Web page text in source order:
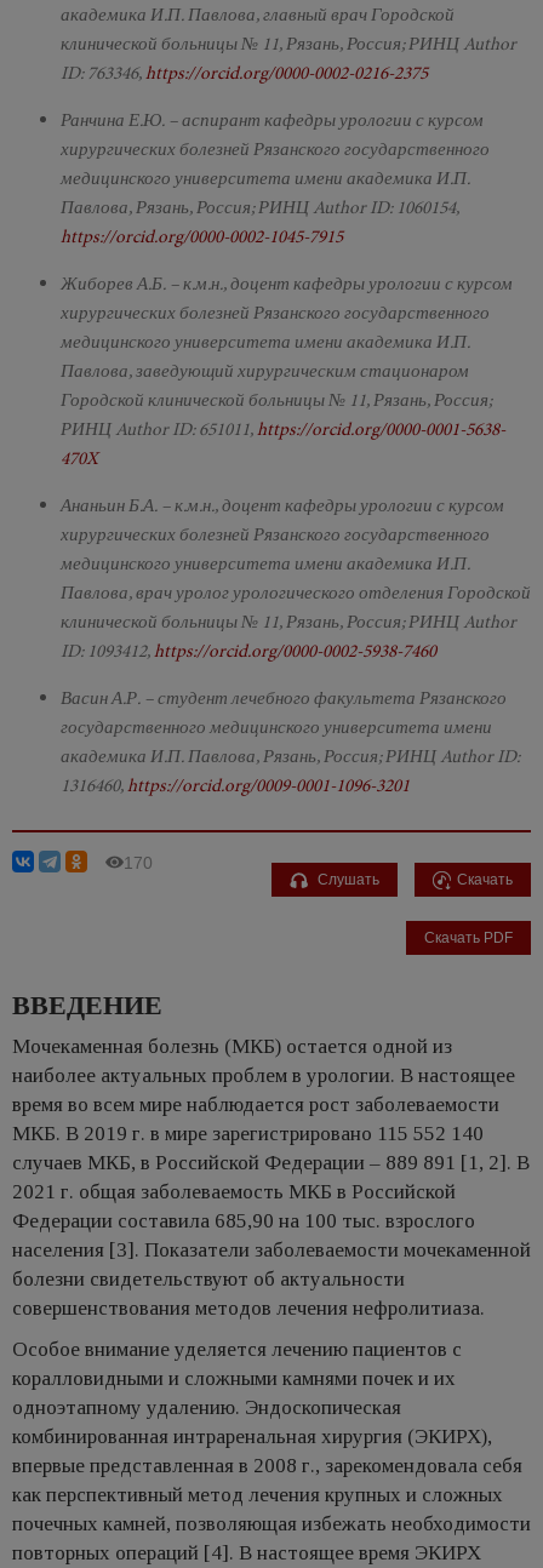
академика И.П. Павлова, главный врач Городской
клинической больницы № 11, Рязань, Россия; РИНЦ Author
ID: 763346,https://orcid.org/0000-0002-0216-2375
Ранчина Е.Ю. – аспирант кафедры урологии с курсом
хирургических болезней Рязанского государственного
медицинского университета имени академика И.П.
Павлова, Рязань, Россия; РИНЦ Author ID: 1060154,
https://orcid.org/0000-0002-1045-7915
Жиборев А.Б. – к.м.н., доцент кафедры урологии с курсом
хирургических болезней Рязанского государственного
медицинского университета имени академика И.П.
Павлова, заведующий хирургическим стационаром
Городской клинической больницы № 11, Рязань, Россия;
РИНЦ Author ID: 651011,https://orcid.org/0000-0001-5638-
470X
Ананьин Б.А. – к.м.н., доцент кафедры урологии с курсом
хирургических болезней Рязанского государственного
медицинского университета имени академика И.П.
Павлова, врач уролог урологического отделения Городской
клинической больницы № 11, Рязань, Россия; РИНЦ Author
ID: 1093412,https://orcid.org/0000-0002-5938-7460
Васин А.Р. – студент лечебного факультета Рязанского
государственного медицинского университета имени
академика И.П. Павлова, Рязань, Россия; РИНЦ Author ID:
1316460,https://orcid.org/0009-0001-1096-3201
170
Слушать Скачать
Скачать PDF
ВВЕДЕНИЕ
Мочекаменная болезнь (МКБ) остается одной из
наиболее актуальных проблем в урологии. В настоящее
время во всем мире наблюдается рост заболеваемости
МКБ. В 2019 г. в мире зарегистрировано 115 552 140
случаев МКБ, в Российской Федерации – 889 891 [1, 2]. В
2021 г. общая заболеваемость МКБ в Российской
Федерации составила 685,90 на 100 тыс. взрослого
населения [3]. Показатели заболеваемости мочекаменной
болезни свидетельствуют об актуальности
совершенствования методов лечения нефролитиаза.
Особое внимание уделяется лечению пациентов с
коралловидными и сложными камнями почек и их
одноэтапному удалению. Эндоскопическая
комбинированная интраренальная хирургия (ЭКИРХ),
впервые представленная в 2008 г., зарекомендовала себя
как перспективный метод лечения крупных и сложных
почечных камней, позволяющая избежать необходимости
повторных операций [4]. В настоящее время ЭКИРХ